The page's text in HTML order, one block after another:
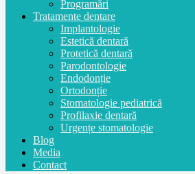
Programări
Tratamente dentare
Implantologie
Estetică dentară
Protetică dentară
Parodontologie
Endodonție
Ortodonție
Stomatologie pediatrică
Profilaxie dentară
Urgențe stomatologie
Blog
Media
Contact